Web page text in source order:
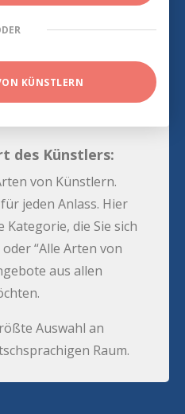
KÜNSTLERN
des Künstlers:
von Künstlern.
jeden Anlass. Hier
Kategorie, die Sie sich
“Alle Arten von
aus allen
Auswahl an
Raum.